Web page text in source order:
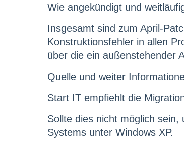
Wie angekündigt und
Insgesamt sind zum April-
Konstruktionsfehler in allen
über die ein außenstehender
Quelle und weiter
Start IT empfiehlt die
Sollte dies nicht möglich
Systems unter Windows XP.